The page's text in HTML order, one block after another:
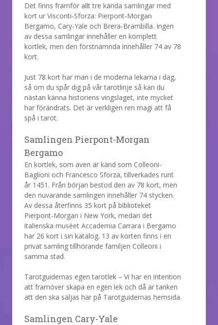
Det finns framför allt tre kända samlingar med
kort ur Visconti-Sforza: Pierpont-Morgan
Bergamo, Cary-Yale och Brera-Brambilla. Ingen
av dessa samlingar innehåller en komplett
kortlek, men den förstnämnda innehåller 74 av 78
kort.
Just 78 kort har man i de moderna lekarna i dag,
så om du spår dig på vår tarotlinje så kan du
nästan känna historiens vingslaget, inte mycket
har förändrats. Det är verkligen ren magi att få
spå i tarot.
Samlingen Pierpont-Morgan
Bergamo
En kortlek, som även är känd som Colleoni-
Baglioni och Francesco Sforza, tillverkades runt
år 1451. Från början bestod den av 78 kort, men
den nuvarande samlingen innehåller 74 stycken.
Av dessa återfinns 35 kort på biblioteket
Pierpont-Morgan i New York, medan det
italienska muséet Accademia Carrara i Bergamo
har 26 kort i sin katalog. 13 av korten finns i en
privat samling tillhörande familjen Colleoni i
samma stad.
Tarotguidernas egen tarotlek – Vi har en intention
att framöver skapa en egen lek och då är tanken
att den ska säljas här på Tarotguidernas hemsida.
Samlingen Cary-Yale